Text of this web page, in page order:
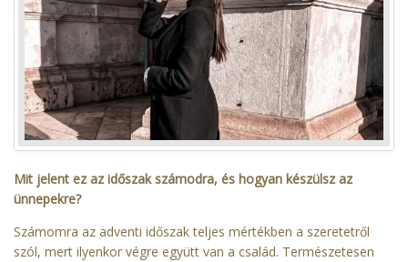
Mit jelent ez az időszak számodra, és hogyan készülsz az
ünnepekre?
Számomra az adventi időszak teljes mértékben a szeretetről
szól, mert ilyenkor végre együtt van a család. Természetesen